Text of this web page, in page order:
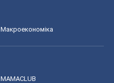
Макроекономіка
MAMACLUB